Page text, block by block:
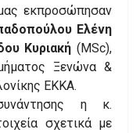
εκπροσώπησαν
Ελένη
Κυριακή (MSc),
Ξενώνα &
ΕΚΚΑ.
η κ.
σχετικά με